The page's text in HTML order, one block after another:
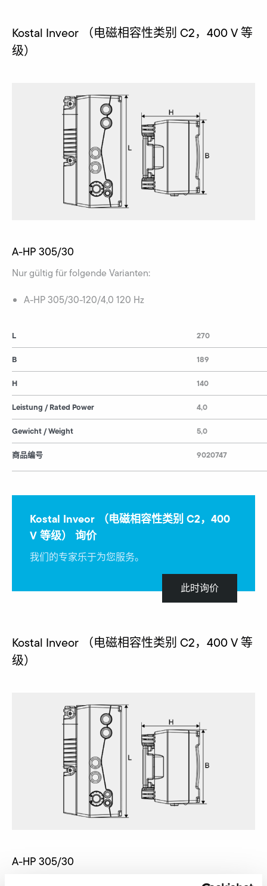
Kostal Inveor （电磁相容性类别 C2，400 V 等
级）
A-HP 305/30
Nur gültig für folgende Varianten:
A-HP 305/30-120/4,0 120 Hz
L
B
H
Leistung / Rated Power
Gewicht / Weight
商品编号
270
189
140
4,0
5,0
9020747
Kostal Inveor （电磁相容性类别 C2，400
V 等级） 询价
我们的专家乐于为您服务。
此时询价
Kostal Inveor （电磁相容性类别 C2，400 V 等
级）
A-HP 305/30